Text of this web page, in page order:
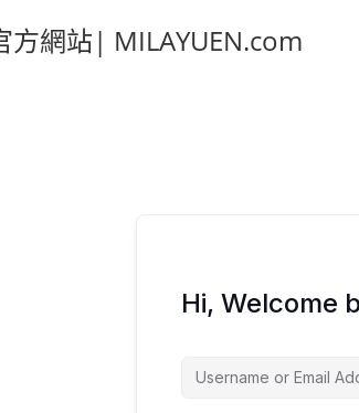
方網站| MILAYUEN.com
Hi, Welcome